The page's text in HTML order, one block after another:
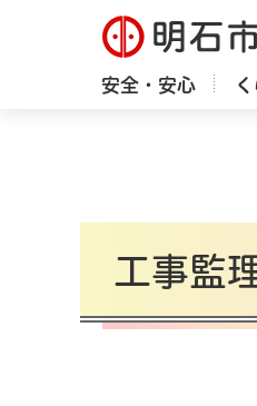
明石市
安全・安心
工事監